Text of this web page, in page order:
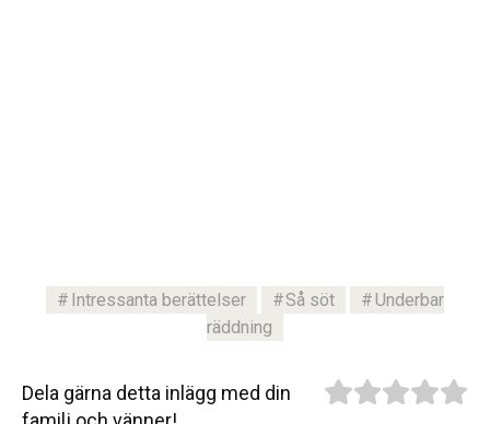
Intressanta berättelser Så söt
Underbar
räddning
Dela gärna detta inlägg med din